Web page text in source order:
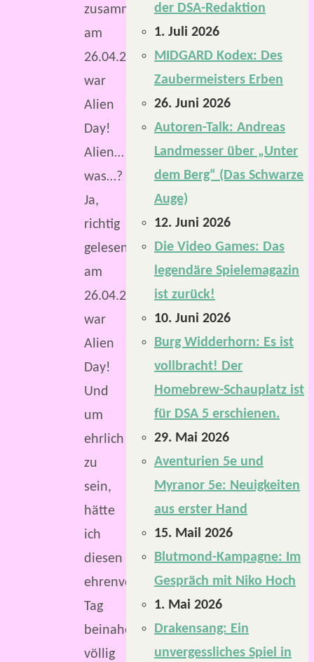
zusammen,
am
26.04.2017
war
Alien
Day!
Alien…
was…?
Ja,
richtig
gelesen,
am
26.04.2017
war
Alien
Day!
Und
um
ehrlich
zu
sein,
hätte
ich
diesen
ehrenvollen
Tag
beinahe
völlig
der DSA-Redaktion
1. Juli 2026
MIDGARD Kodex: Des
Zaubermeisters Erben
26. Juni 2026
Autoren-Talk: Andreas
Landmesser über „Unter
dem Berg“ (Das Schwarze
Auge)
12. Juni 2026
Die Video Games: Das
legendäre Spielemagazin
ist zurück!
10. Juni 2026
Burg Widderhorn: Es ist
vollbracht! Der
Homebrew-Schauplatz ist
für DSA 5 erschienen.
29. Mai 2026
Aventurien 5e und
Myranor 5e: Neuigkeiten
aus erster Hand
15. Mail 2026
Blutmond-Kampagne: Im
Gespräch mit Niko Hoch
1. Mai 2026
Drakensang: Ein
unvergessliches Spiel in